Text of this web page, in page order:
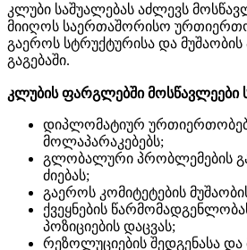
კლუბი საშუალებას აძლევს
მიიღოს საერთაშორისო
გაეროს სტრუქტურისა და მუშაობის
გაგებაში.
კლუბის ფარგლებში მოსწავლეები
დიპლომატიურ
მოლაპარაკებებს;
გლობალური პრობლემების
ძიებას;
გაეროს კომიტეტების
ქვეყნების
პოზიციების დაცვას;
რეზოლუციების შედგენასა და